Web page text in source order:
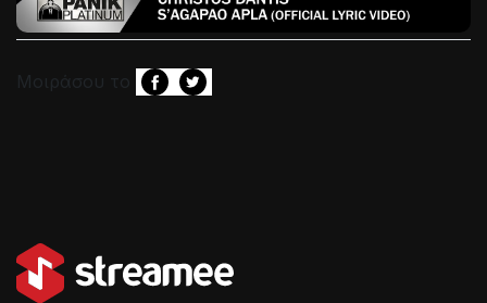
Μοιράσου το